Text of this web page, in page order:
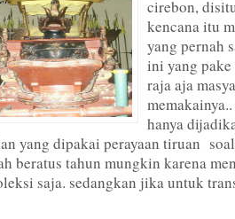
cirebon,
kencana itu
yang pernah
ini yang
raja aja
hanya
yang dipakai perayaan tiruan
beratus tahun mungkin karena
saja. sedangkan jika untuk